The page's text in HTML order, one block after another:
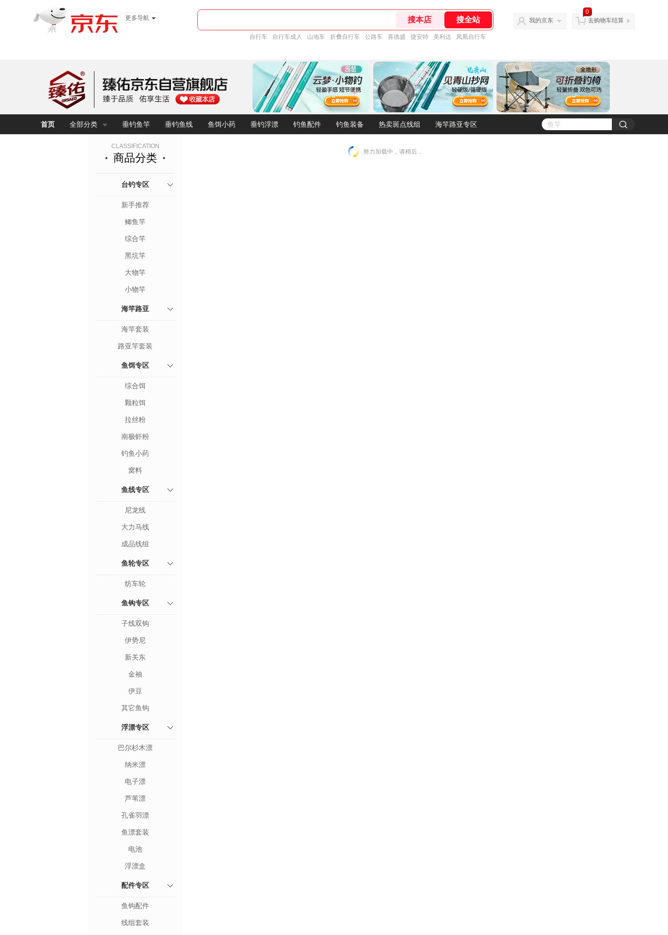
更多导航
自行车 自行车成人 山地车 折叠自行车 公路车 喜德盛 捷安特 美利达 凤凰自行车
我的京东
0
去购物车结算
首页 全部分类 垂钓鱼竿 垂钓鱼线 鱼饵小药 垂钓浮漂 钓鱼配件 钓鱼装备 热卖斑点线组 海竿路亚专区
CLASSIFICATION
商品分类
台钓专区
新手推荐
鲫鱼竿
综合竿
黑坑竿
大物竿
小物竿
海竿路亚
海竿套装
路亚竿套装
鱼饵专区
综合饵
颗粒饵
拉丝粉
南极虾粉
钓鱼小药
窝料
鱼线专区
尼龙线
大力马线
成品线组
鱼轮专区
纺车轮
鱼钩专区
子线双钩
伊势尼
新关东
金袖
伊豆
其它鱼钩
浮漂专区
巴尔杉木漂
纳米漂
电子漂
芦苇漂
孔雀羽漂
鱼漂套装
电池
浮漂盒
配件专区
鱼钩配件
线组套装
努力加载中，请稍后...